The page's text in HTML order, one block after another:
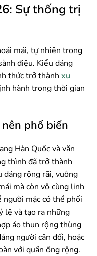
Sự thống trị
mái, tự nhiên trong
điệu. Kiểu dáng
thức trở thành xu
hành trong thời gian
phổ biến
Hàn Quốc và văn
thình đã trở thành
rộng rãi, vuông
mà còn vô cùng linh
mặc có thể phối
lệ và tạo ra những
áo thun rộng thùng
người cân đối, hoặc
với quần ống rộng.